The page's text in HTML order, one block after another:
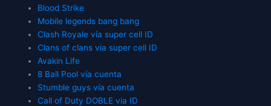
Blood Strike
Mobile legends bang bang
Clash Royale vía super cell ID
Clans of clans via super cell ID
Avakin Life
8 Ball Pool vía cuenta
Stumble guys vía cuenta
Call of Duty DOBLE via ID